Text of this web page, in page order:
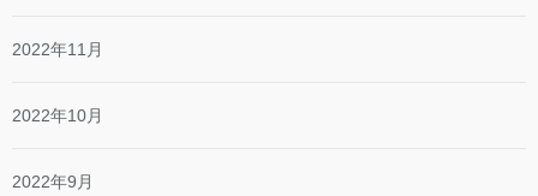
2022年11月
2022年10月
2022年9月